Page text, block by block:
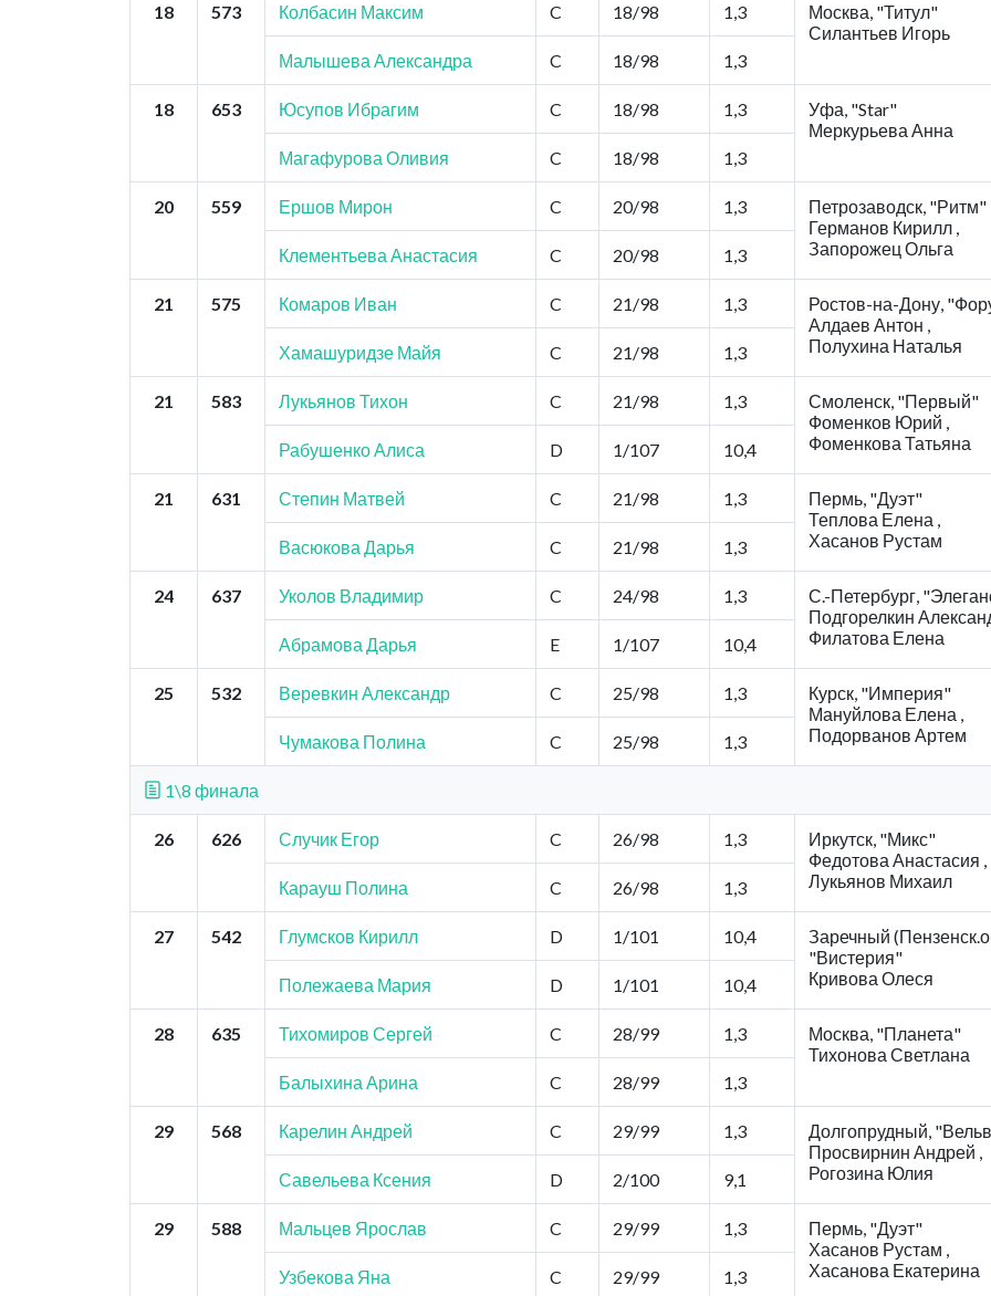
18 573 Колбасин Максим C 18/98 1,3
Москва, "Титул"
Силантьев Игорь
Малышева Александра
C 18/98 1,3
18 653 Юсупов Ибрагим C 18/98 1,3
Уфа, "Star"
Меркурьева Анна
Магафурова Оливия
C 18/98 1,3
20 559 Ершов Мирон C 20/98 1,3
Петрозаводск, "Ритм"
Германов Кирилл ,
Запорожец Ольга
Клементьева Анастасия C 20/98 1,3
21 575 Комаров Иван C 21/98 1,3
Ростов-на-Дону,
Алдаев Антон ,
Полухина Наталья
Хамашуридзе Майя C 21/98 1,3
21 583 Лукьянов Тихон C 21/98 1,3
Смоленск, "Первый"
Фоменков Юрий ,
Фоменкова Татьяна
Рабушенко Алиса D 1/107 10,4
21 631 Степин Матвей C 21/98 1,3
Пермь, "Дуэт"
Теплова Елена ,
Хасанов Рустам
Васюкова Дарья C 21/98 1,3
24 637 Уколов Владимир C 24/98 1,3
С.-Петербург,
Подгорелкин
Филатова Елена
Абрамова Дарья E 1/107 10,4
25 532 Веревкин Александр C 25/98 1,3
Курск, "Империя"
Мануйлова Елена ,
Подорванов Артем
Чумакова Полина C 25/98 1,3
1\8 финала
26 626 Случик Егор C 26/98 1,3
Иркутск, "Микс"
Федотова Анастасия ,
Лукьянов Михаил
Карауш Полина C 26/98 1,3
27 542 Глумсков Кирилл D 1/101 10,4
Заречный
"Вистерия"
Кривова Олеся
Полежаева Мария D 1/101 10,4
28 635 Тихомиров Сергей C 28/99 1,3
Москва, "Планета"
Тихонова Светлана
Балыхина Арина
C 28/99 1,3
29 568 Карелин Андрей C 29/99 1,3
Долгопрудный,
Просвирнин Андрей ,
Рогозина Юлия
Савельева Ксения D 2/100 9,1
29 588 Мальцев Ярослав C 29/99 1,3
Пермь, "Дуэт"
Хасанов Рустам ,
Хасанова Екатерина
Узбекова Яна C 29/99 1,3